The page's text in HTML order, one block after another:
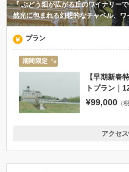
『 ぶどう畑が広がる丘のワイナリー
然光に包まれる幻想的なチャペル、
プラン
期間限定
【早期新春
トプラン｜
¥99,000 （
静岡県伊豆市下白岩1433-27
アクセ